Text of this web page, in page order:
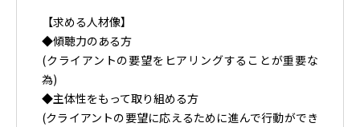
【求める人材像】
◆傾聴力のある方
(クライアントの要望をヒアリングすることが重要な
為)
◆主体性をもって取り組める方
(クライアントの要望に応えるために進んで行動ができ